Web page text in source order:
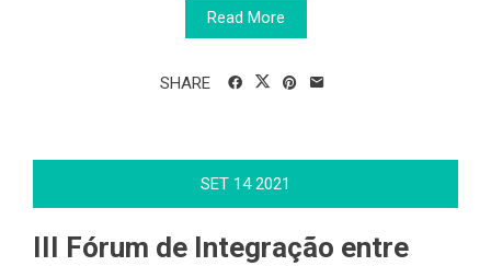
Read More
SHARE
SET 14 2021
III Fórum de Integração entre